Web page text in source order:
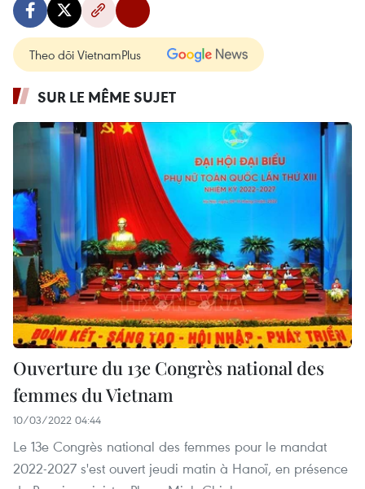
Theo dõi VietnamPlus
SUR LE MÊME SUJET
Ouverture du 13e Congrès national des
femmes du Vietnam
10/03/2022 04:44
Le 13e Congrès national des femmes pour le mandat
2022-2027 s'est ouvert jeudi matin à Hanoï, en présence